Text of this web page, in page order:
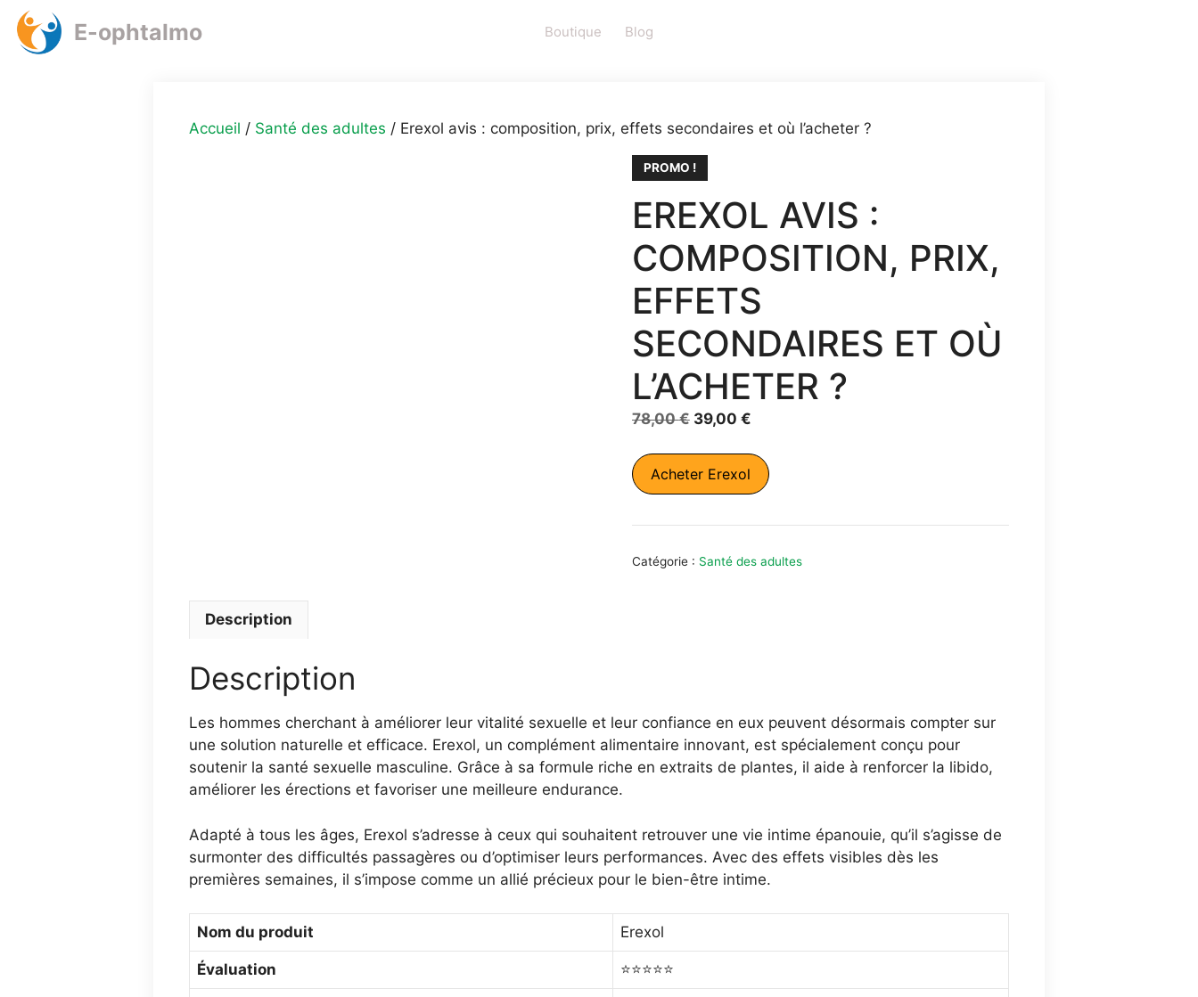
Aller
contenu
E-ophtalmo Boutique Blog
Accueil / Santé des adultes / Erexol avis : composition, prix, effets secondaires et où l’acheter ?
PROMO !
EREXOL AVIS :
COMPOSITION, PRIX,
EFFETS
SECONDAIRES ET OÙ
L’ACHETER ?
78,00€ Le
était :
39,00 €Le
actuel
est :
Acheter Erexol
Catégorie : Santé des adultes
Description
Description
Les hommes cherchant à améliorer leur vitalité sexuelle et leur confiance en eux peuvent désormais compter sur
une solution naturelle et efficace. Erexol, un complément alimentaire innovant, est spécialement conçu pour
soutenir la santé sexuelle masculine. Grâce à sa formule riche en extraits de plantes, il aide à renforcer la libido,
améliorer les érections et favoriser une meilleure endurance.
Adapté à tous les âges, Erexol s’adresse à ceux qui souhaitent retrouver une vie intime épanouie, qu’il s’agisse de
surmonter des difficultés passagères ou d’optimiser leurs performances. Avec des effets visibles dès les
premières semaines, il s’impose comme un allié précieux pour le bien-être intime.
Nom du produit Erexol
Évaluation ⭐⭐⭐⭐⭐